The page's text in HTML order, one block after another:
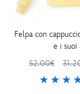
Felpa con
e i suoi
52.00€